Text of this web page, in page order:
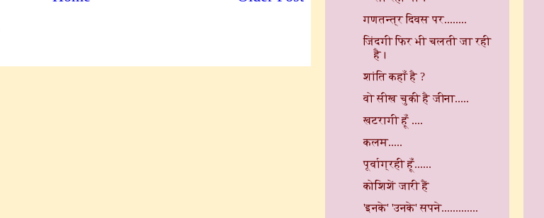
गणतन्त्र दिवस पर........
जिंदगी फिर भी चलती जा रही
है।
शांति कहाँ है ?
वो सीख चुकी है जीना.....
खटरागी हूँ ....
कलम.....
पूर्वाग्रही हूँ......
कोशिशें जारी हैं
'इनके' 'उनके' सपने.............